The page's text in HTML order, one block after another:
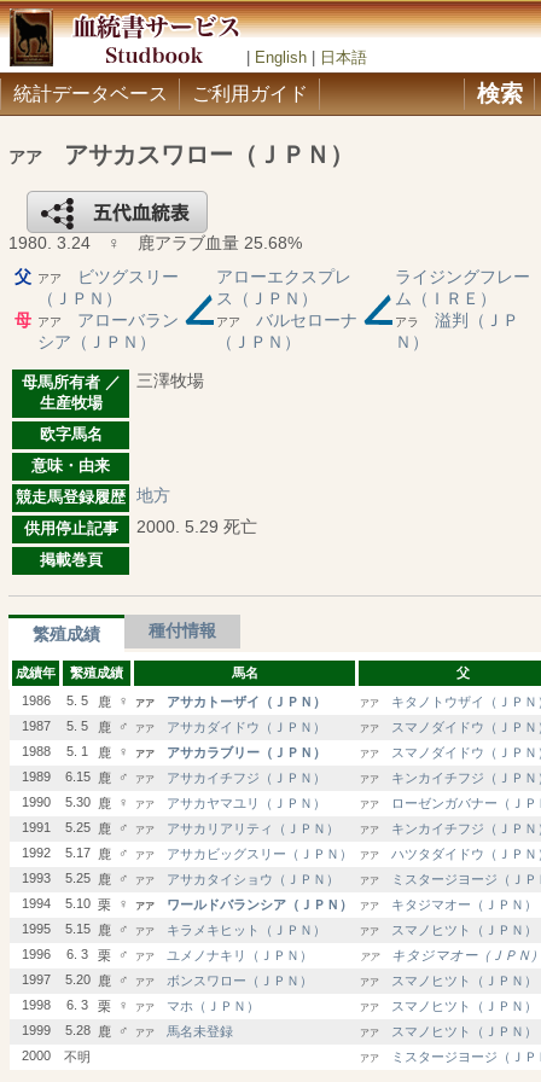
English 日本語
統計データベース ご利用ガイド 検索
アア アサカスワロー（ＪＰＮ）
1980. 3.24 ♀ 鹿アラブ血量 25.68%
父 アア
ビツグスリー
（ＪＰＮ）
アローエクスプレ
ス（ＪＰＮ）
ライジングフレー
ム（ＩＲＥ）
母 アア アローバラン
シア（ＪＰＮ）
アアバルセローナ
（ＪＰＮ）
アラ溢判（ＪＰ
Ｎ）
母馬所有者 ／
生産牧場
三澤牧場
欧字馬名
意味・由来
競走馬登録履歴
地方
供用停止記事 2000. 5.29 死亡
掲載巻頁
繁殖成績 種付情報
成績年 繫殖成績 馬名
父
1986
5. 5 鹿 ♀ アア アサカトーザイ（ＪＰＮ） アア
キタノトウザイ（ＪＰＮ
1987
5. 5 鹿 ♂ アア アサカダイドウ（ＪＰＮ） アア
スマノダイドウ（ＪＰＮ
1988
5. 1 鹿 ♀ アア アサカラブリー（ＪＰＮ） アア
スマノダイドウ（ＪＰＮ
1989
6.15 鹿 ♂ アア アサカイチフジ（ＪＰＮ） アア
キンカイチフジ（ＪＰＮ
1990
5.30 鹿 ♀ アア アサカヤマユリ（ＪＰＮ） アア
ローゼンガバナー（ＪＰ
1991
5.25 鹿 ♂ アア アサカリアリティ（ＪＰＮ） アア
キンカイチフジ（ＪＰＮ
1992
5.17 鹿 ♂ アア アサカビッグスリー（ＪＰＮ） アア ハツタダイドウ（ＪＰＮ
1993
5.25 鹿 ♂ アア アサカタイショウ（ＪＰＮ） アア
ミスタージヨージ（ＪＰ
1994
5.10 栗 ♀ アア ワールドバランシア（ＪＰＮ） アア
キタジマオー（ＪＰＮ）
1995
5.15 鹿 ♂ アア キラメキヒット（ＪＰＮ） アア
スマノヒツト（ＪＰＮ）
1996
6. 3 栗 ♂ アア ユメノナキリ（ＪＰＮ） アア
キタジマオー（ＪＰＮ
1997
5.20 鹿 ♂ アア ボンスワロー（ＪＰＮ） アア
スマノヒツト（ＪＰＮ）
1998
6. 3 栗 ♀ アア マホ（ＪＰＮ） アア
スマノヒツト（ＪＰＮ）
1999
5.28 鹿 ♂ アア 馬名未登録 アア
スマノヒツト（ＪＰＮ）
2000
不明 アア ミスタージヨージ（ＪＰ